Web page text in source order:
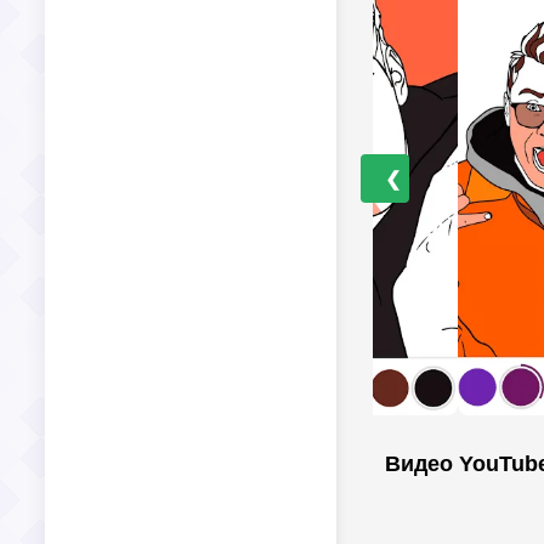
❮
Видео